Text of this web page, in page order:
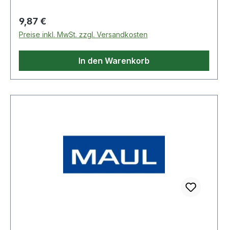
Regulärer Preis:
9,87 €
Preise inkl. MwSt. zzgl. Versandkosten
In den Warenkorb